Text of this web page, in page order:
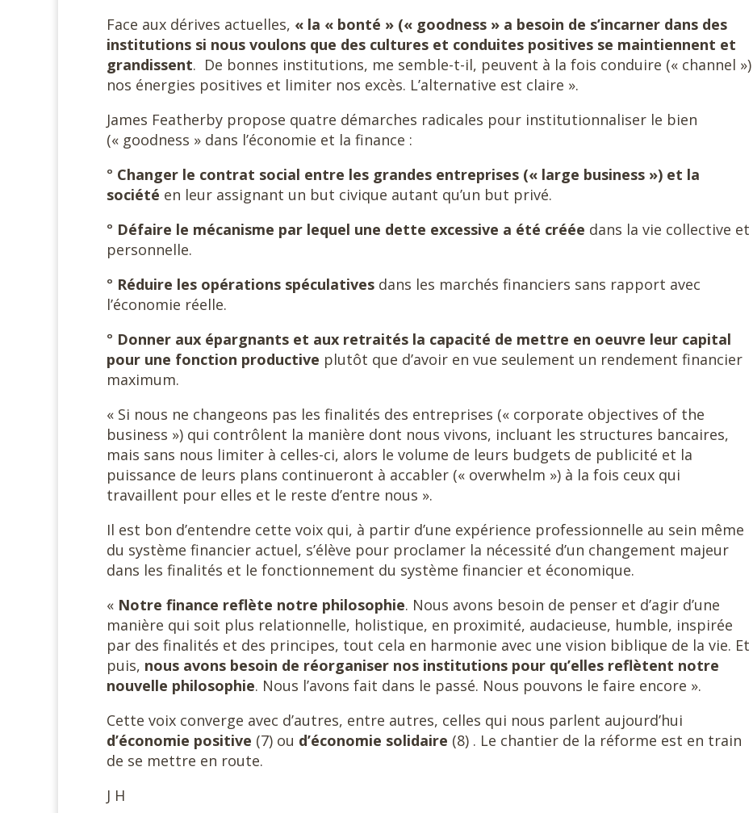
Face aux dérives actuelles, « la « bonté » (« goodness » a besoin de s’incarner dans des
institutions si nous voulons que des cultures et conduites positives se maintiennent et
grandissent. De bonnes institutions, me semble-t-il, peuvent à la fois conduire (« channel »)
nos énergies positives et limiter nos excès. L’alternative est claire ».
James Featherby propose quatre démarches radicales pour institutionnaliser le bien
(« goodness » dans l’économie et la finance :
° Changer le contrat social entre les grandes entreprises (« large business ») et la
société en leur assignant un but civique autant qu’un but privé.
° Défaire le mécanisme par lequel une dette excessive a été créée dans la vie collective et
personnelle.
° Réduire les opérations spéculatives dans les marchés financiers sans rapport avec
l’économie réelle.
° Donner aux épargnants et aux retraités la capacité de mettre en oeuvre leur capital
pour une fonction productive plutôt que d’avoir en vue seulement un rendement financier
maximum.
« Si nous ne changeons pas les finalités des entreprises (« corporate objectives of the
business ») qui contrôlent la manière dont nous vivons, incluant les structures bancaires,
mais sans nous limiter à celles-ci, alors le volume de leurs budgets de publicité et la
puissance de leurs plans continueront à accabler (« overwhelm ») à la fois ceux qui
travaillent pour elles et le reste d’entre nous ».
Il est bon d’entendre cette voix qui, à partir d’une expérience professionnelle au sein même
du système financier actuel, s’élève pour proclamer la nécessité d’un changement majeur
dans les finalités et le fonctionnement du système financier et économique.
« Notre finance reflète notre philosophie. Nous avons besoin de penser et d’agir d’une
manière qui soit plus relationnelle, holistique, en proximité, audacieuse, humble, inspirée
par des finalités et des principes, tout cela en harmonie avec une vision biblique de la vie. Et
puis, nous avons besoin de réorganiser nos institutions pour qu’elles reflètent notre
nouvelle philosophie. Nous l’avons fait dans le passé. Nous pouvons le faire encore ».
Cette voix converge avec d’autres, entre autres, celles qui nous parlent aujourd’hui
d’économie positive (7) ou d’économie solidaire (8) . Le chantier de la réforme est en train
de se mettre en route.
J H